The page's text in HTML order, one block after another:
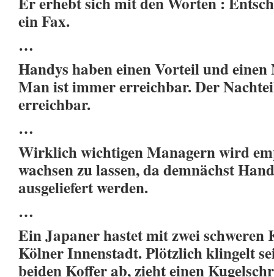
ein Fax.
…
Handys haben einen Vorteil und
Man ist immer erreichbar. Der
erreichbar.
…
Wirklich wichtigen Managern wird
wachsen zu lassen, da demnächst
ausgeliefert werden.
…
Ein Japaner hastet mit zwei schweren
Kölner Innenstadt. Plötzlich klingelt
beiden Koffer ab, zieht einen